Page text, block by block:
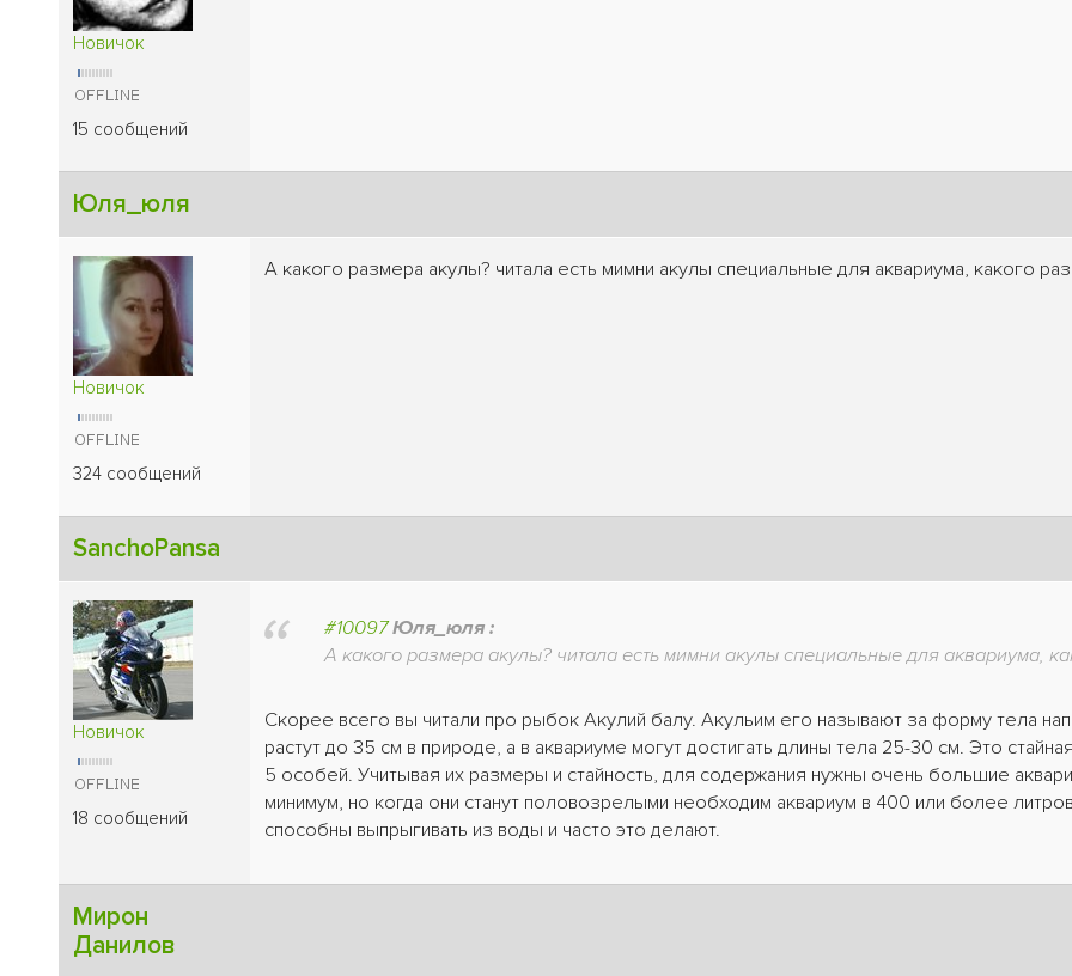
Новичок
15 сообщений
Юля_юля
Новичок
324 сообщений
А какого размера акулы? читала есть мимни акулы специальные для аквариума, какого
SanchoPansa
Новичок
18 сообщений
#10097 Юля_юля :
А какого размера акулы? читала есть мимни акулы специальные для аквариума,
Скорее всего вы читали про рыбок Акулий балу. Акульим его называют за форму тела
растут до 35 см в природе, а в аквариуме могут достигать длины тела 25-30 см. Это
5 особей. Учитывая их размеры и стайность, для содержания нужны очень большие
минимум, но когда они станут половозрелыми необходим аквариум в 400 или более
способны выпрыгивать из воды и часто это делают.
Мирон
Данилов